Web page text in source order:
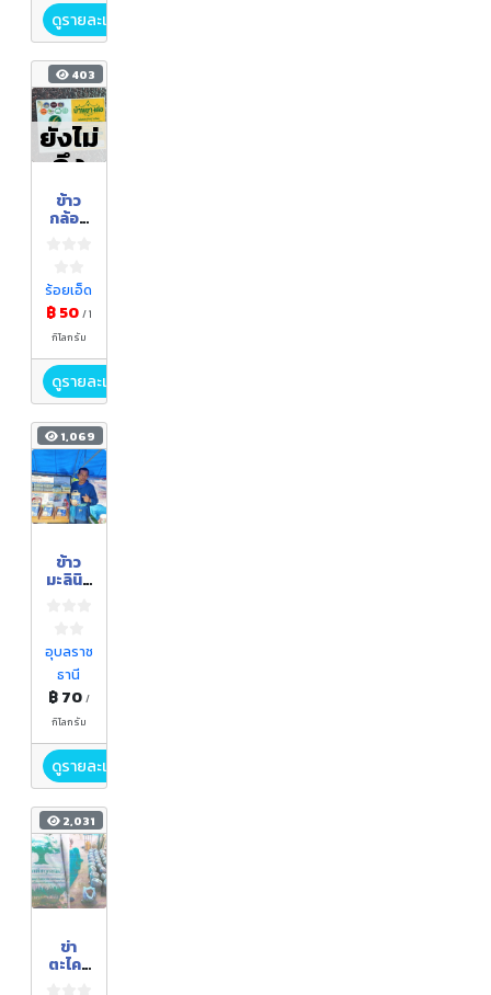
ดูรายละเอียด
403
ยังไม่
ถึง
ฤดูกา
ล
ข้าว
กล้อง
ร้อยเอ็ด
฿ 50 / 1
กิโลกรัม
ดูรายละเอียด
1,069
ข้าว
มะลินิล
อุบลราช
ธานี
฿ 70 /
กิโลกรัม
ดูรายละเอียด
2,031
ข่า
ตะไคร้